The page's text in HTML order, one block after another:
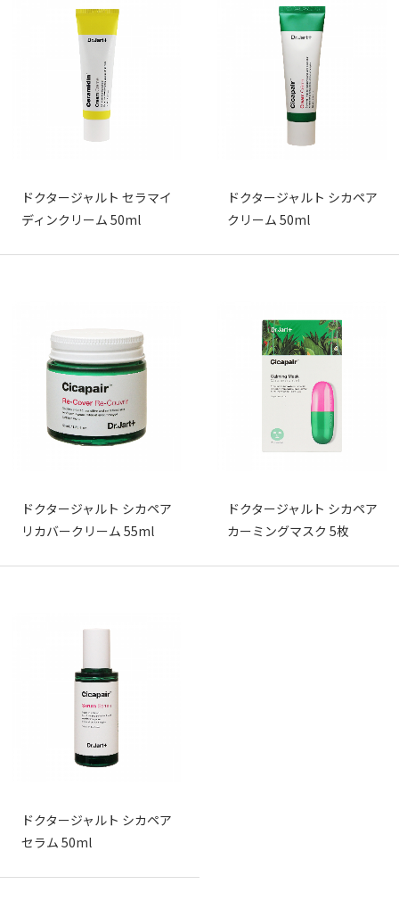
ドクタージャルト セラマイ
ディンクリーム 50ml
ドクタージャルト シカペア
クリーム 50ml
ドクタージャルト シカペア
リカバークリーム 55ml
ドクタージャルト シカペア
カーミングマスク 5枚
ドクタージャルト シカペア
セラム 50ml